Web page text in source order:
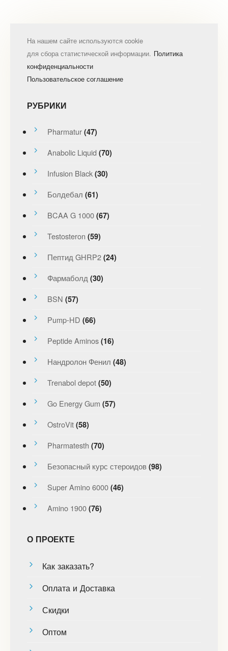
На нашем сайте используются cookie
для сбора статистической информации. Политика
конфиденциальности
Пользовательское соглашение
РУБРИКИ
Pharmatur (47)
Anabolic Liquid (70)
Infusion Black (30)
Болдебал (61)
BCAA G 1000 (67)
Testosteron (59)
Пептид GHRP2 (24)
Фармаболд (30)
BSN (57)
Pump-HD (66)
Peptide Aminos (16)
Нандролон Фенил (48)
Trenabol depot (50)
Go Energy Gum (57)
OstroVit (58)
Pharmatesth (70)
Безопасный курс стероидов (98)
Super Amino 6000 (46)
Amino 1900 (76)
О ПРОЕКТЕ
Как заказать?
Оплата и Доставка
Скидки
Оптом